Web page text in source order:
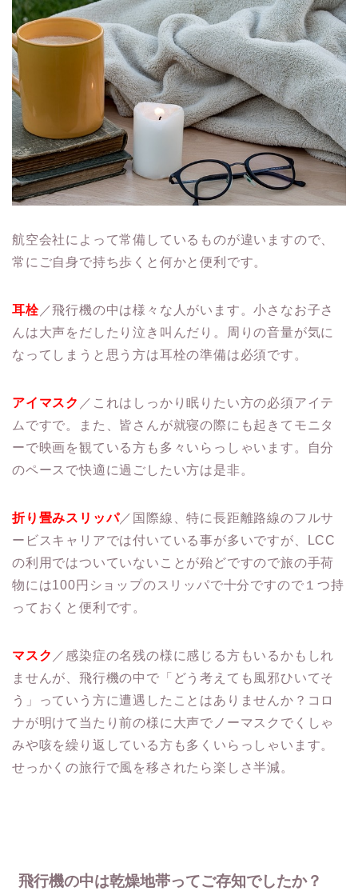
航空会社によって常備しているものが違いますので、
常にご自身で持ち歩くと何かと便利です。
耳栓／飛行機の中は様々な人がいます。小さなお子さ
んは大声をだしたり泣き叫んだり。周りの音量が気に
なってしまうと思う方は耳栓の準備は必須です。
アイマスク ／これはしっかり眠りたい方の必須アイテ
ムですで。また、皆さんが就寝の際にも起きてモニタ
ーで映画を観ている方も多々いらっしゃいます。自分
のペースで快適に過ごしたい方は是非。
折り畳みスリッパ／国際線、特に長距離路線のフルサ
ービスキャリアでは付いている事が多いですが、LCC
の利用ではついていないことが殆どですので旅の手荷
物には100円ショップのスリッパで十分ですので１つ持
っておくと便利です。
マスク ／感染症の名残の様に感じる方もいるかもしれ
ませんが、飛行機の中で「どう考えても風邪ひいてそ
う」っていう方に遭遇したことはありませんか？コロ
ナが明けて当たり前の様に大声でノーマスクでくしゃ
みや咳を繰り返している方も多くいらっしゃいます。
せっかくの旅行で風を移されたら楽しさ半減。
飛行機の中は乾燥地帯ってご存知でしたか？